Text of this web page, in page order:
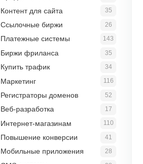
35
Контент для сайта
26
Ссылочные биржи
143
Платежные системы
35
Биржи фриланса
34
Купить трафик
116
Маркетинг
52
Регистраторы доменов
17
Веб-разработка
110
Интернет-магазинам
41
Повышение конверсии
28
Мобильные приложения